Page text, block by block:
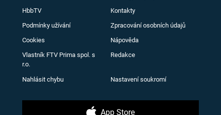
HbbTV Kontakty
Podmínky užívání Zpracování osobních údajů
Cookies Nápověda
Vlastník FTV Prima spol. s
r.o.
Redakce
Nahlásit chybu Nastavení soukromí
App Store